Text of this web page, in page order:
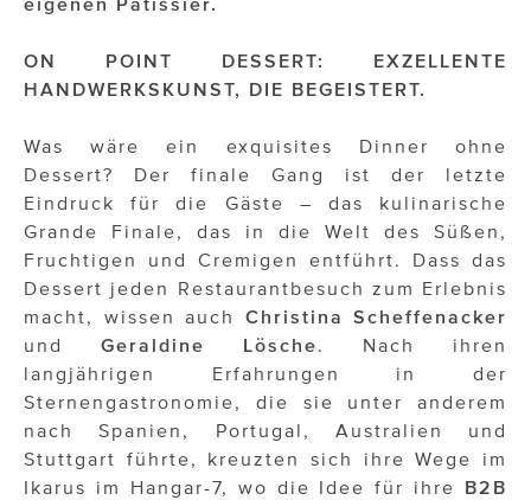
THE GOODSTUFF
TOG Studio
Upside Down Town Hotel – Neue Post
VieSFF – Vienna Spanish Film Festival
ÜBER UNS
PRESS CONTACT
ON POINT DESSERT: EXZELLENTE
HANDWERKSKUNST, DIE BEGEISTERT.
Was wäre ein exquisites Dinner ohne
Dessert? Der finale Gang ist der letzte
Eindruck für die Gäste – das kulinarische
Grande Finale, das in die Welt des Süßen,
Fruchtigen und Cremigen entführt. Dass das
Dessert jeden Restaurantbesuch zum Erlebnis
macht, wissen auch Christina Scheffenacker
und Geraldine Lösche. Nach ihren
langjährigen Erfahrungen in der
Sternengastronomie, die sie unter anderem
nach Spanien, Portugal, Australien und
Stuttgart führte, kreuzten sich ihre Wege im
Ikarus im Hangar-7, wo die Idee für ihre B2B